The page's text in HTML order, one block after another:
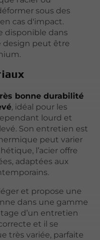
sous des
cas d'impact.
disponible dans
design peut être
bonne durabilité
, idéal pour les
lourd et
Son entretien est
peut varier
l’acier offre
adaptées aux
et propose une
dans une gamme
d’un entretien
et il se
très variée, parfaite